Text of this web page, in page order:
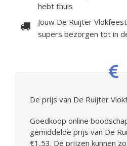
hebt thuis
Jouw De Ruijter
supers bezorgen tot in
De prijs van De Ruijter
Goedkoop online
gemiddelde prijs van De
€1,53. De prijzen kunnen